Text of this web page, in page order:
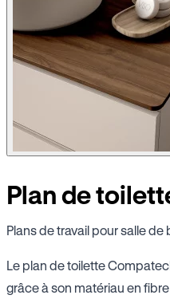
Plan de
Plans de travail pour salle de
Le plan de toilette
grâce à son matériau en